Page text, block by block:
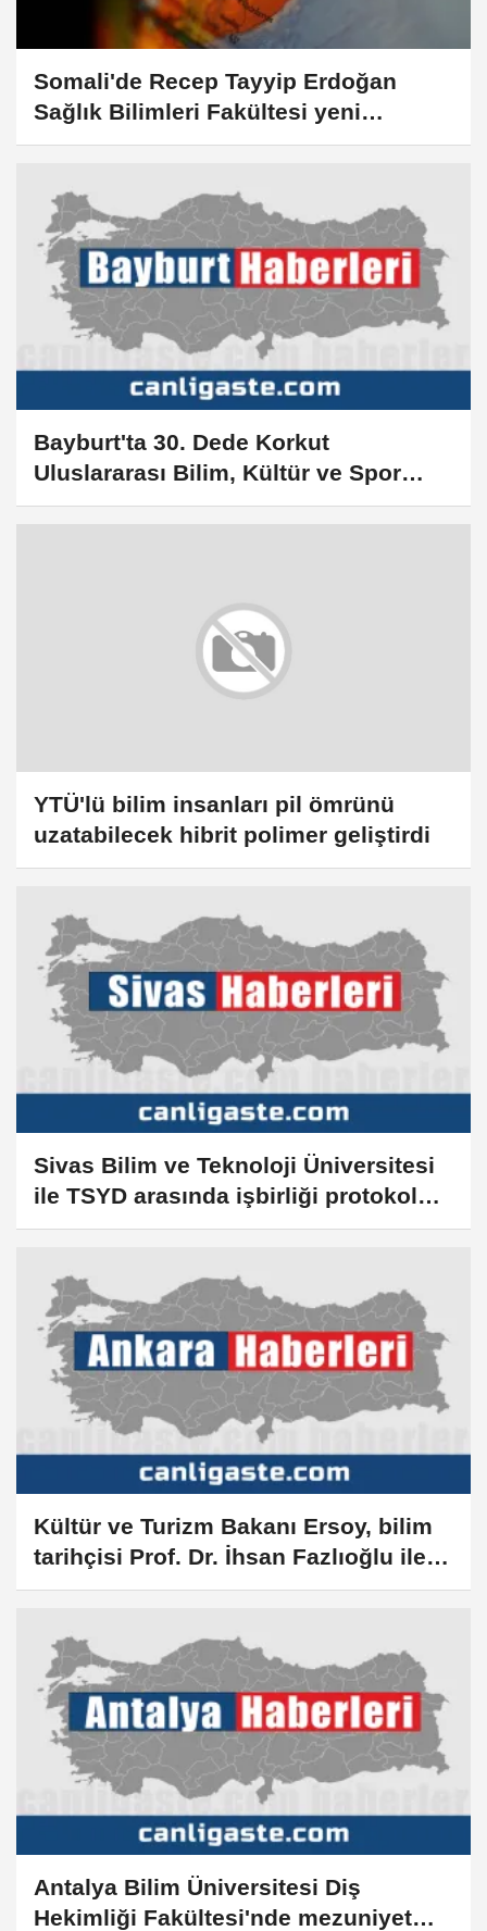
Somali'de Recep Tayyip Erdoğan
Sağlık Bilimleri Fakültesi yeni
mezunlarını verdi
Bayburt'ta 30. Dede Korkut
Uluslararası Bilim, Kültür ve Spor
Şöleni başladı
YTÜ'lü bilim insanları pil ömrünü
uzatabilecek hibrit polimer geliştirdi
Sivas Bilim ve Teknoloji Üniversitesi
ile TSYD arasında işbirliği protokolü
imzalandı
Kültür ve Turizm Bakanı Ersoy, bilim
tarihçisi Prof. Dr. İhsan Fazlıoğlu ile
görüştü
Antalya Bilim Üniversitesi Diş
Hekimliği Fakültesi'nde mezuniyet